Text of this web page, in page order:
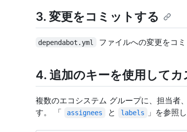
3. 変更をコミットする
dependabot.yml ファイルへの変更をコミ
4. 追加のキーを使用して
複数のエコシステム グループに、担当者
す。 「
assignees と labels 」を参照